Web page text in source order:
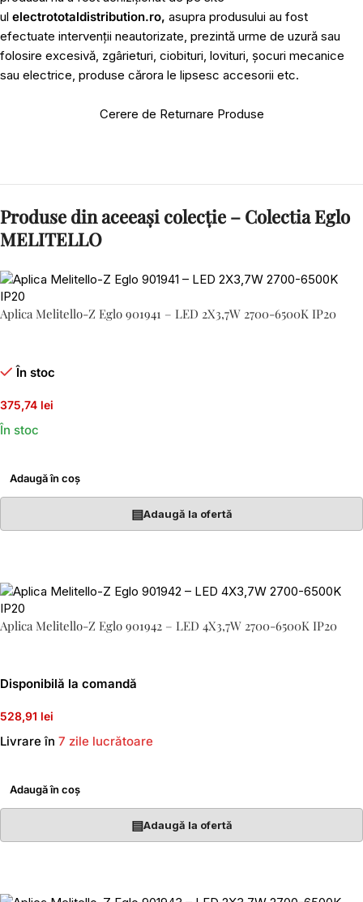
ul electrototaldistribution.ro, asupra produsului au fost
efectuate intervenții neautorizate, prezintă urme de uzură sau
folosire excesivă, zgârieturi, ciobituri, lovituri, șocuri mecanice
sau electrice, produse cărora le lipsesc accesorii etc.
Cerere de Returnare Produse
Produse din aceeași colecție – Colectia Eglo
MELITELLO
Aplica Melitello-Z Eglo 901941 – LED 2X3,7W 2700-6500K IP20
În stoc
375,74 lei
În stoc
Adaugă în coș
▤Adaugă la ofertă
Aplica Melitello-Z Eglo 901942 – LED 4X3,7W 2700-6500K IP20
Disponibilă la comandă
528,91 lei
Livrare în 7 zile lucrătoare
Adaugă în coș
▤Adaugă la ofertă